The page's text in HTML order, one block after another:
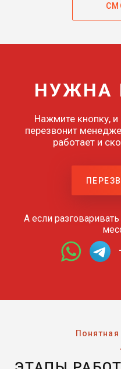
НУЖНА
Нажмите кнопку, и
перезвонит
работает и
А если